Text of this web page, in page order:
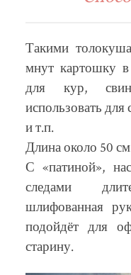
Такими
мнут картошку
для кур,
использовать
и т.п.
Длина около 50
С «патиной»,
следами
шлифованная
подойдёт для
старину.